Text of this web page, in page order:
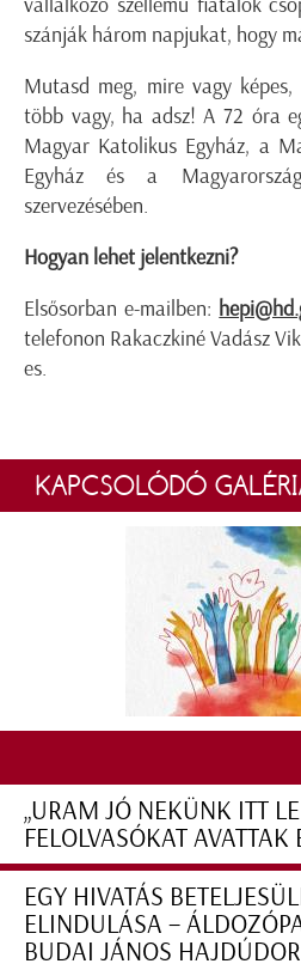
szánják három napjukat, hogy
Mutasd meg, mire vagy
több vagy, ha adsz! A 72 óra
Magyar Katolikus Egyház, a
Egyház és a
szervezésében.
Hogyan lehet jelentkezni?
Elsősorban e-mailben:
telefonon Rakaczkiné Vadász
es.
KAPCSOLÓDÓ
„URAM JÓ NEKÜNK ITT
FELOLVASÓKAT
EGY HIVATÁS
ELINDULÁSA –
BUDAI JÁNOS